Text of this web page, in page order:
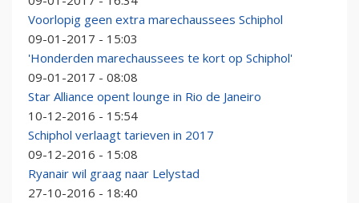
Voorlopig geen extra marechaussees Schiphol
09-01-2017 - 15:03
'Honderden marechaussees te kort op Schiphol'
09-01-2017 - 08:08
Star Alliance opent lounge in Rio de Janeiro
10-12-2016 - 15:54
Schiphol verlaagt tarieven in 2017
09-12-2016 - 15:08
Ryanair wil graag naar Lelystad
27-10-2016 - 18:40